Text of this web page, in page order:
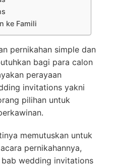
ke Famili
pernikahan simple dan
bagi para calon
perayaan
invitations yakni
pilihan untuk
memutuskan untuk
pernikahannya,
wedding invitations